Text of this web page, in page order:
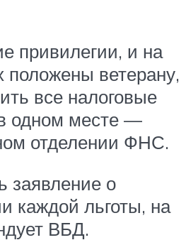
привилегии, и на
положены ветерану,
все налоговые
одном месте —
отделении ФНС.
заявление о
каждой льготы, на
ВБД.